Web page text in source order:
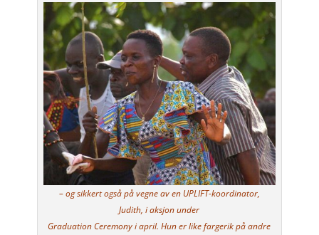
– og sikkert også på vegne av en UPLIFT-koordinator,
Judith, i aksjon under
Graduation Ceremony i april. Hun er like fargerik på andre